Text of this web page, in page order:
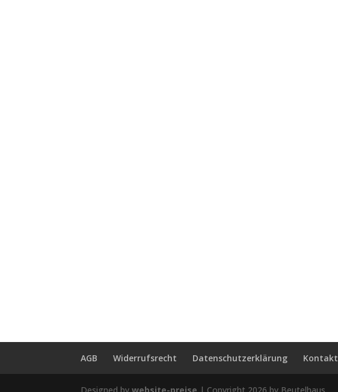
AGB Widerrufsrecht Datenschutzerklärung Kontakt